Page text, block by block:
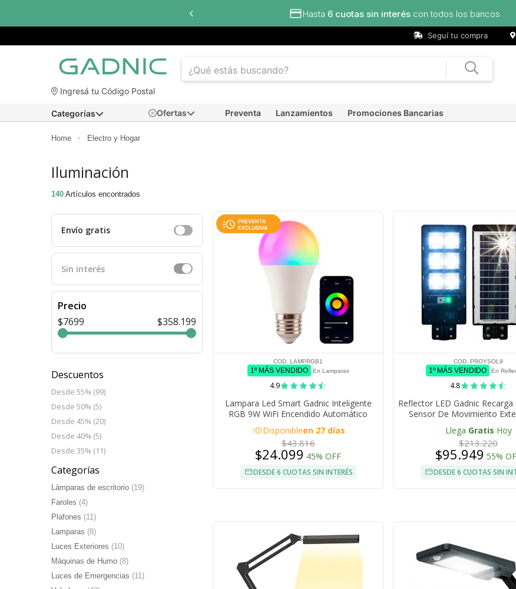
con todos los bancos
Seguí tu compra
Ingresá tu Código Postal
Ofertas Preventa Lanzamientos Promociones Bancarias
Categorías
Home Electro y Hogar
Iluminación
140 Artículos encontrados
Envío gratis
Sin interés
Precio
$7699
$358.199
Descuentos
Desde 55% (99)
Desde 50% (5)
Desde 45% (20)
Desde 40% (5)
Desde 35% (11)
Categorías
Lámparas de escritorio (19)
Faroles (4)
Plafones (11)
Lamparas (8)
Luces Exteriores (10)
Máquinas de Humo (8)
Luces de Emergencias (11)
COD. LAMPRGB1
1º MÁS VENDIDO En Lamparas
4.9
Lampara Led Smart Gadnic Inteligente
RGB 9W WiFi Encendido Automático
Programable
acuteDisponibleen 27 días
$43.816
$24.099 45% OFF
DESDE 6 CUOTAS SIN INTERÉS
COD. PROYSOL9
1º MÁS VENDIDO En
4.8
Reflector LED Gadnic Recarga
Sensor De Movimiento
Llega Gratis Hoy
$213.220
$95.949 55%
DESDE 6 CUOTAS SIN